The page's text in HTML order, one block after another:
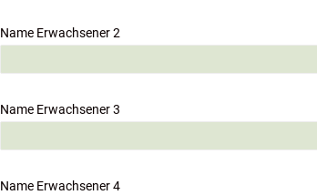
Name Erwachsener 2
Name Erwachsener 3
Name Erwachsener 4